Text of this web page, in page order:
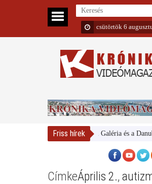
csütörtök 6
Friss hírek
Magyar Nemzeti Galéria és a Danubia
CímkeÁprilis 2.,